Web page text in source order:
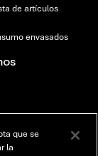
de artículos
envasados
que se
la